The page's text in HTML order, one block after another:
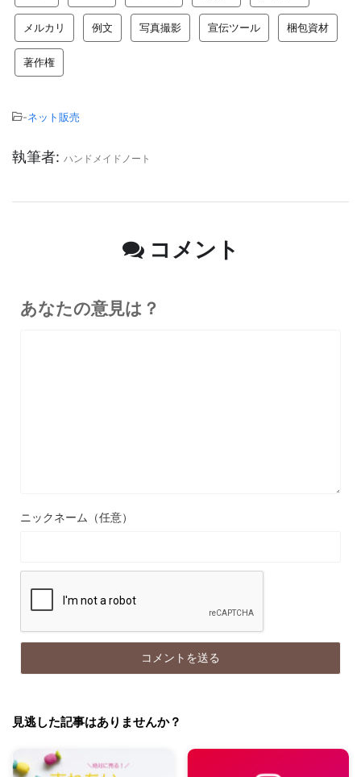
メルカリ 例文 写真撮影 宣伝ツール 梱包資材
著作権
-ネット販売
執筆者: ハンドメイドノート
コメント
あなたの意見は？
ニックネーム（任意）
見逃した記事はありませんか？